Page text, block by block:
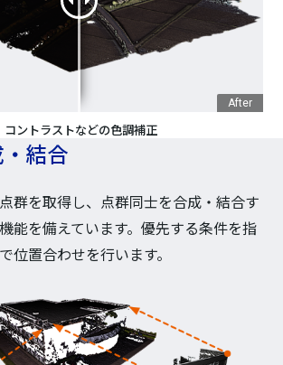
After
コントラストなどの色調補正
結合
群を取得し、点群同士を合成・結合す
能を備えています。優先する条件を指
位置合わせを行います。